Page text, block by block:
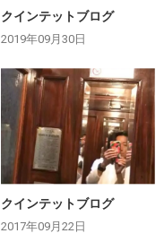
クインテットブログ
2019年09月30日
クインテットブログ
2017年09月22日